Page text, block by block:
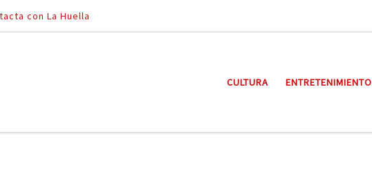
con La Huella
CULTURA ENTRETENIMIENTO